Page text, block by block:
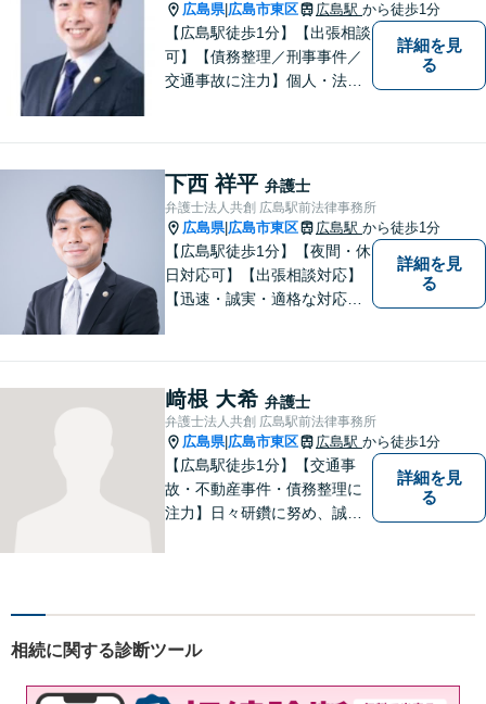
広島県| 広島市東区 広島駅 から徒歩1分
【広島駅徒歩1分】【出張相談
可】【債務整理／刑事事件／
交通事故に注力】個人・法人
の「平和」が実現できるよ
う、依頼者一人ひとりに寄り
添い、解決へ導きます。
詳細を見
る
下西 祥平 弁護士
弁護士法人共創 広島駅前法律事務所
広島県| 広島市東区 広島駅 から徒歩1分
【広島駅徒歩1分】【夜間・休
日対応可】【出張相談対応】
【迅速・誠実・適格な対応】
重視しています。また、弊事
務所は迅速な対応・回答を最
優先にしています。
詳細を見
る
﨑根 大希 弁護士
弁護士法人共創 広島駅前法律事務所
広島県| 広島市東区 広島駅 から徒歩1分
【広島駅徒歩1分】【交通事
故・不動産事件・債務整理に
注力】日々研鑽に努め、誠実
詳細を見
る
相続に関する診断ツール